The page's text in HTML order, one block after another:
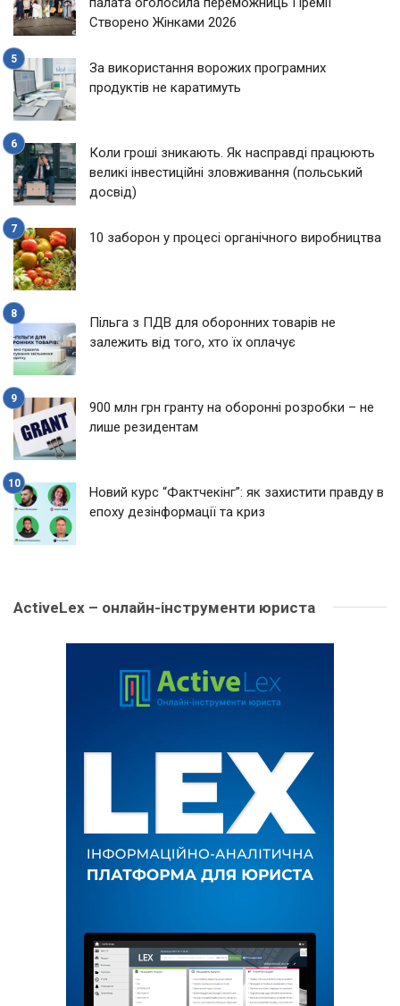
Створено Жінками 2026
За використання ворожих програмних
продуктів не каратимуть
Коли гроші зникають. Як насправді працюють
великі інвестиційні зловживання (польський
досвід)
10 заборон у процесі органічного виробництва
Пільга з ПДВ для оборонних товарів не
залежить від того, хто їх оплачує
900 млн грн гранту на оборонні розробки – не
лише резидентам
Новий курс “Фактчекінг”: як захистити правду в
епоху дезінформації та криз
ActiveLex – онлайн-інструменти юриста